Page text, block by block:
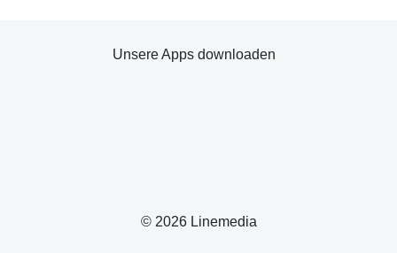
© 2026 Linemedia
Unsere Apps downloaden